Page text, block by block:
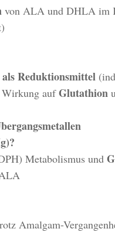
von ALA und DHLA im
Reduktionsmittel
aufGlutathion
Metabolismus und
Amalgam-